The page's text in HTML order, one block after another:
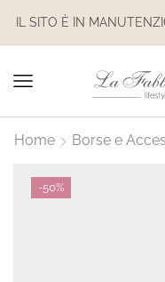
Home Borse e
-50%